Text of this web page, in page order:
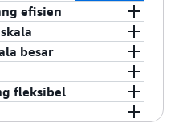
efisien
API yang sama secara
sehingga
secara cepat
dan merilis versi
panggilan yang
akhir latensi serendah
dan respons API
global lokasi
Amazon CloudFront.
besar
model harga
API. Dengan harga
0,90 USD per juta
informasi tentang
dan tingkat kesalahan
fleksibel
dengan AWS